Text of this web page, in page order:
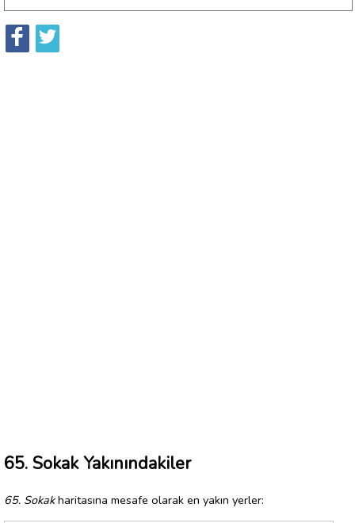
65. Sokak Yakınındakiler
65. Sokakharitasına mesafe olarak en yakın yerler: